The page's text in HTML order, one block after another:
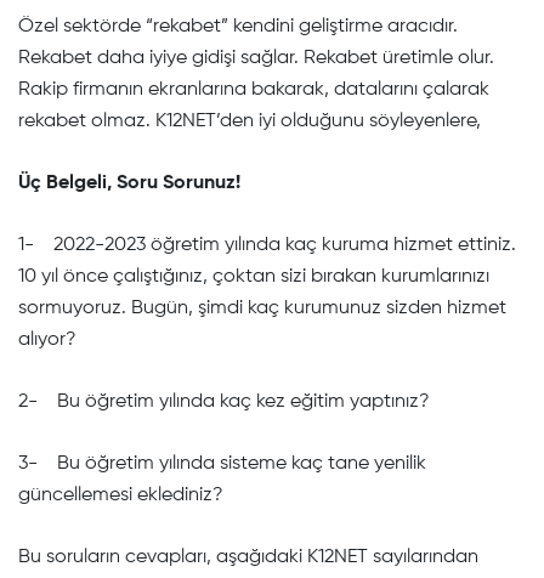
Özel sektörde “rekabet” kendini geliştirme aracıdır.
Rekabet daha iyiye gidişi sağlar. Rekabet üretimle olur.
Rakip firmanın ekranlarına bakarak, datalarını çalarak
rekabet olmaz. K12NET’den iyi olduğunu söyleyenlere,
Üç Belgeli, Soru Sorunuz!
1- 2022-2023 öğretim yılında kaç kuruma hizmet ettiniz.
10 yıl önce çalıştığınız, çoktan sizi bırakan kurumlarınızı
sormuyoruz. Bugün, şimdi kaç kurumunuz sizden hizmet
alıyor?
2- Bu öğretim yılında kaç kez eğitim yaptınız?
3- Bu öğretim yılında sisteme kaç tane yenilik
güncellemesi eklediniz?
Bu soruların cevapları, aşağıdaki K12NET sayılarından